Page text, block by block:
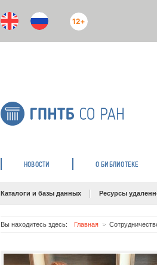
12+
НОВОСТИ О БИБЛИОТЕКЕ
Каталоги и базы данных Ресурсы
Вы находитесь здесь: Главная